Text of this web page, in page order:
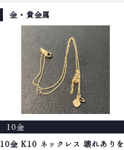
金・貴金属
10金
10金 K10 ネックレス 壊れありを